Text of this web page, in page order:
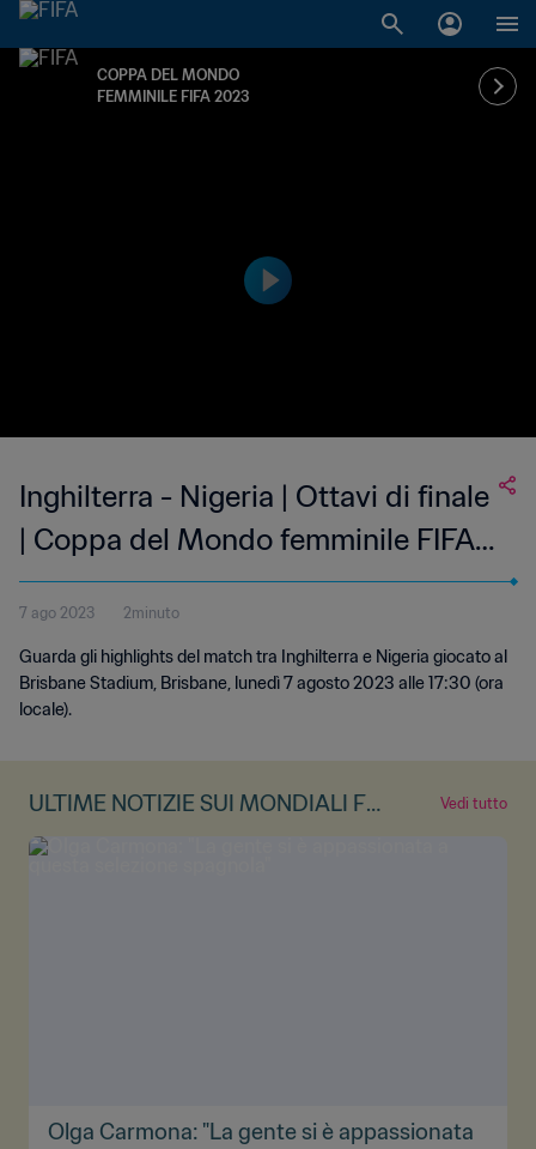
COPPA DEL MONDO
FEMMINILE FIFA 2023
Inghilterra - Nigeria | Ottavi di finale
| Coppa del Mondo femminile FIFA
Australia & Nuova Zelanda 2023 |
Highlights
7 ago 2023 2minuto
Guarda gli highlights del match tra Inghilterra e Nigeria giocato al
Brisbane Stadium, Brisbane, lunedì 7 agosto 2023 alle 17:30 (ora
locale).
ULTIME NOTIZIE SUI MONDIALI FE
MMINILI
Vedi tutto
Olga Carmona: "La gente si è appassionata